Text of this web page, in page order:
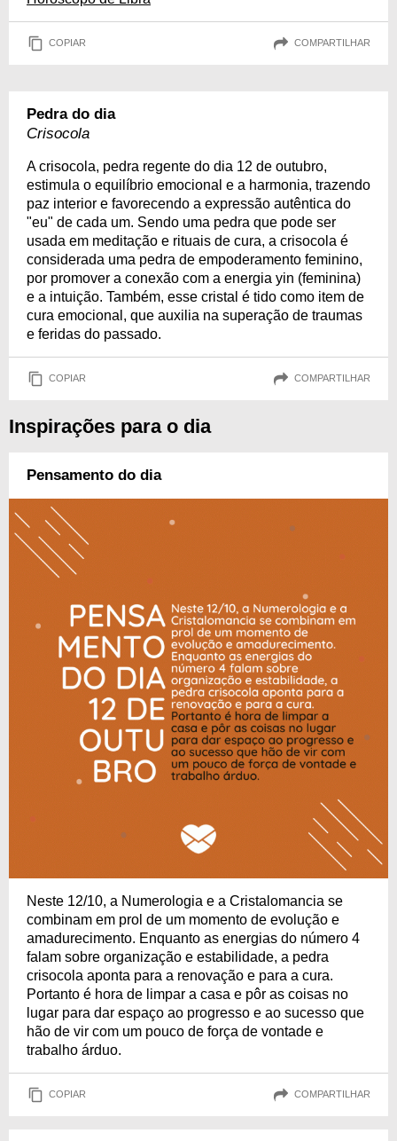
COPIAR COMPARTILHAR
Pedra do dia
Crisocola
A crisocola, pedra regente do dia 12 de outubro,
estimula o equilíbrio emocional e a harmonia, trazendo
paz interior e favorecendo a expressão autêntica do
"eu" de cada um. Sendo uma pedra que pode ser
usada em meditação e rituais de cura, a crisocola é
considerada uma pedra de empoderamento feminino,
por promover a conexão com a energia yin (feminina)
e a intuição. Também, esse cristal é tido como item de
cura emocional, que auxilia na superação de traumas
e feridas do passado.
COPIAR COMPARTILHAR
Inspirações para o dia
Pensamento do dia
Neste 12/10, a Numerologia e a Cristalomancia se
combinam em prol de um momento de evolução e
amadurecimento. Enquanto as energias do número 4
falam sobre organização e estabilidade, a pedra
crisocola aponta para a renovação e para a cura.
Portanto é hora de limpar a casa e pôr as coisas no
lugar para dar espaço ao progresso e ao sucesso que
hão de vir com um pouco de força de vontade e
trabalho árduo.
COPIAR COMPARTILHAR